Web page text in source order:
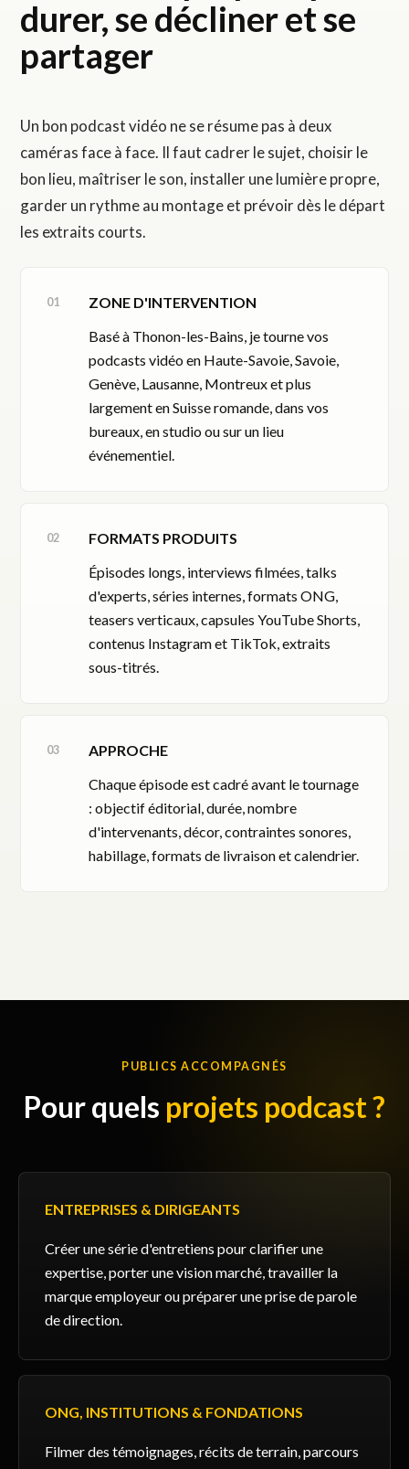
durer, se décliner et se
partager
Un bon podcast vidéo ne se résume pas à deux
caméras face à face. Il faut cadrer le sujet, choisir le
bon lieu, maîtriser le son, installer une lumière propre,
garder un rythme au montage et prévoir dès le départ
les extraits courts.
ZONE D'INTERVENTION
Basé à Thonon-les-Bains, je tourne vos
podcasts vidéo en Haute-Savoie, Savoie,
Genève, Lausanne, Montreux et plus
largement en Suisse romande, dans vos
bureaux, en studio ou sur un lieu
événementiel.
FORMATS PRODUITS
Épisodes longs, interviews filmées, talks
d'experts, séries internes, formats ONG,
teasers verticaux, capsules YouTube Shorts,
contenus Instagram et TikTok, extraits
sous-titrés.
APPROCHE
Chaque épisode est cadré avant le tournage
: objectif éditorial, durée, nombre
d'intervenants, décor, contraintes sonores,
habillage, formats de livraison et calendrier.
PUBLICS ACCOMPAGNÉS
Pour quels projets podcast ?
ENTREPRISES & DIRIGEANTS
Créer une série d'entretiens pour clarifier une
expertise, porter une vision marché, travailler la
marque employeur ou préparer une prise de parole
de direction.
ONG, INSTITUTIONS & FONDATIONS
Filmer des témoignages, récits de terrain, parcours